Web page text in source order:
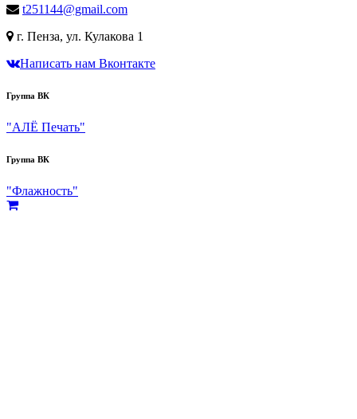
t251144@gmail.com
г. Пенза, ул. Кулакова 1
Написать нам Вконтакте
Группа ВК
"АЛЁ Печать"
Группа ВК
"Флажность"